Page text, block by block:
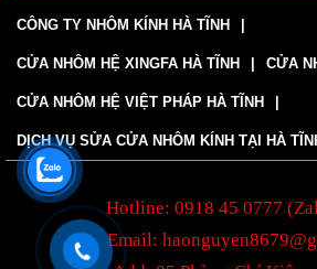
CÔNG TY NHÔM KÍNH HÀ TĨNH
CỬA NHÔM HỆ XINGFA HÀ TĨNH CỬA
CỬA NHÔM HỆ VIỆT PHÁP HÀ TĨNH
DỊCH VỤ SỬA CỬA NHÔM KÍNH TẠI HÀ
Hotline: 0918 45 0777
Email: